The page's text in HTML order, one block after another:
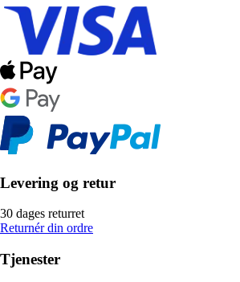
Levering og retur
30 dages returret
Returnér din ordre
Tjenester